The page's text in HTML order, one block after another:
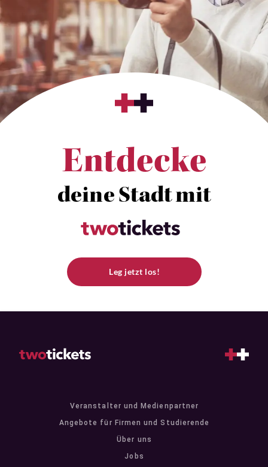
Entdecke
deine Stadt mit
Leg jetzt los!
Veranstalter und Medienpartner
Angebote für Firmen und Studierende
Über uns
Jobs